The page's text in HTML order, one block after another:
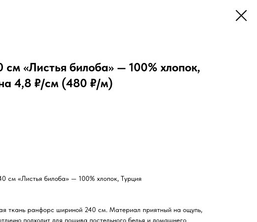
см «Листья билоба» — 100% хлопок,
4,8 ₽/см (480 ₽/м)
см «Листья билоба» — 100% хлопок, Турция
ткань ранфорс шириной 240 см. Материал приятный на ощупь,
подходит для пошива постельного белья и домашнего